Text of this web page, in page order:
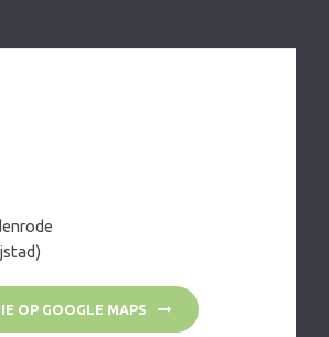
OP GOOGLE MAPS